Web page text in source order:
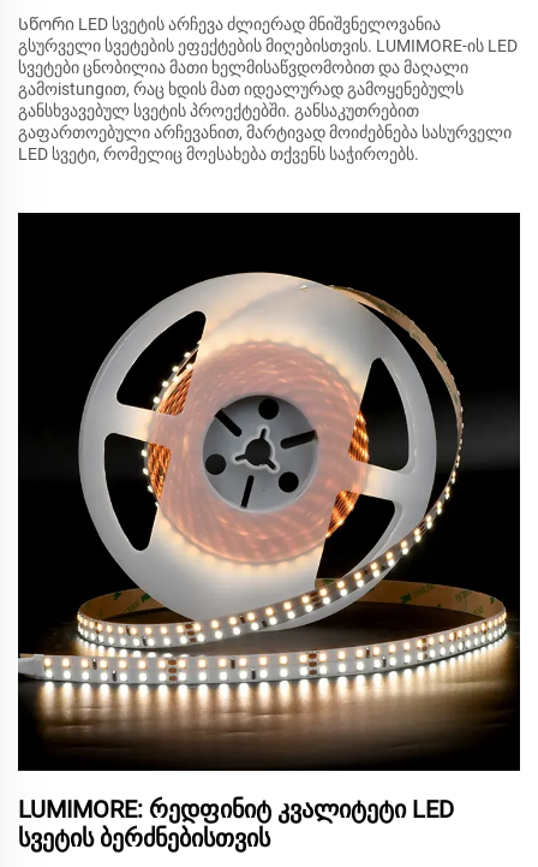
Სწორი LED სვეტის არჩევა ძლიერად მნიშვნელოვანია
გსურველი სვეტების ეფექტების მიღებისთვის. LUMIMORE-ის LED
სვეტები ცნობილია მათი ხელმისაწვდომობით და მაღალი
გამოistungით, რაც ხდის მათ იდეალურად გამოყენებულს
განსხვავებულ სვეტის პროექტებში. განსაკუთრებით
გაფართოებული არჩევანით, მარტივად მოიძებნება სასურველი
LED სვეტი, რომელიც მოესახება თქვენს საჭიროებს.
LUMIMORE: რედფინიტ კვალიტეტი LED
სვეტის ბერძნებისთვის